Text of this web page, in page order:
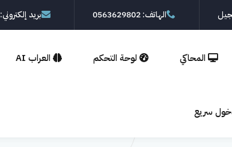
الهاتف: 0563629802 بريد إلكتروني: support@el3rab.com
المحاكي لوحة التحكم العراب AI
سريع